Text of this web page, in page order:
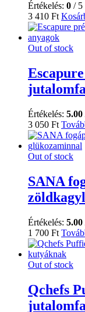
Értékelés: 0 / 5
3 410 Ft
Out of stock
Értékelés: 5.00
3 050 Ft
Out of stock
SANA
Értékelés: 5.00
1 700 Ft
Out of stock
Qchefs